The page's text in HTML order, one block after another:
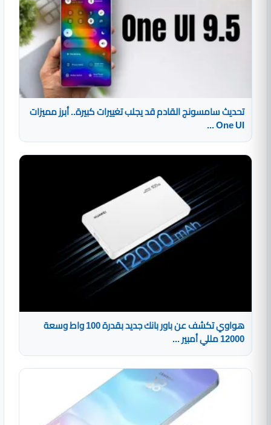
تحديث سامسونج القادم قد يجلب تغييرات كبيرة.. أبرز مميزات
One UI ...
هواوي تكشف عن باور بانك جديد بقدرة 100 واط وسعة
12000 مللي أمبير ...